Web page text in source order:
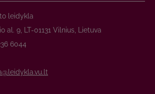
leidykla
al. 9, LT-01131 Vilnius, Lietuva
6044